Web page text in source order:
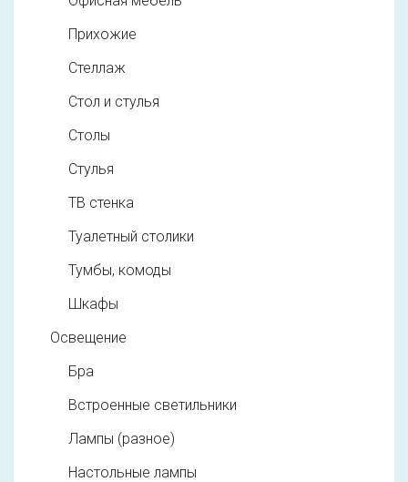
Прихожие
Стеллаж
Стол и стулья
Столы
Стулья
ТВ стенка
Туалетный столики
Тумбы, комоды
Шкафы
Освещение
Бра
Встроенные светильники
Лампы (разное)
Настольные лампы